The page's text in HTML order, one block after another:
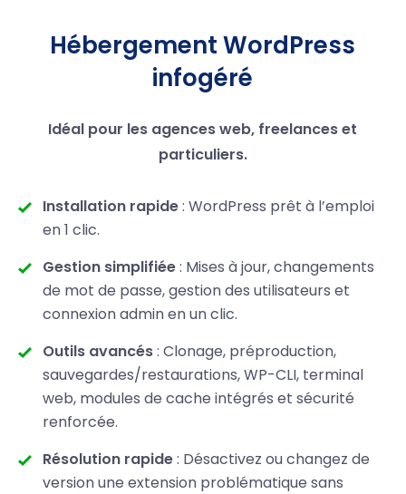
Hébergement WordPress
infogéré
Idéal pour les agences web, freelances et
particuliers.
Installation rapide: WordPress prêt à l’emploi
en 1 clic.
Gestion simplifiée: Mises à jour, changements
de mot de passe, gestion des utilisateurs et
connexion admin en un clic.
Outils avancés: Clonage, préproduction,
sauvegardes/restaurations, WP-CLI, terminal
web, modules de cache intégrés et sécurité
renforcée.
Résolution rapide: Désactivez ou changez de
version une extension problématique sans